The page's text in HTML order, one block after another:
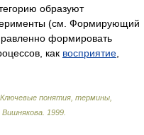
образуют
(см. Формирующий
формировать
как восприятие
понятия, термины,
1999